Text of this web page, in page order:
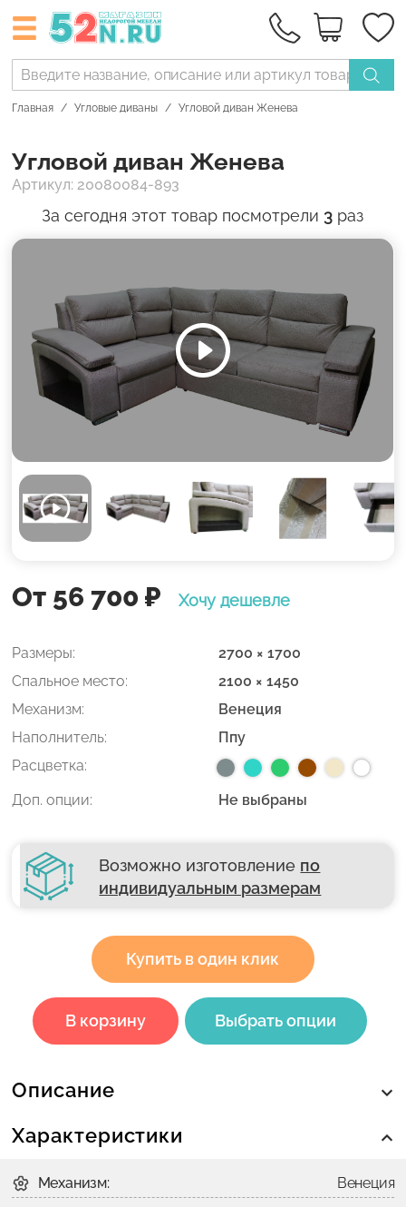
Главная Угловые диваны Угловой диван Женева
Угловой диван Женева
Артикул: 20080084-893
За сегодня этот товар посмотрели 3 раз
От 56 700 ₽ Хочу дешевле
Размеры:
2700 × 1700
Спальное место:
2100 × 1450
Механизм:
Венеция
Наполнитель:
Ппу
Расцветка:
Доп. опции:
Не выбраны
Возможно изготовление по
индивидуальным размерам
Купить в один клик
В корзину Выбрать опции
Описание
Характеристики
Механизм:
Венеция